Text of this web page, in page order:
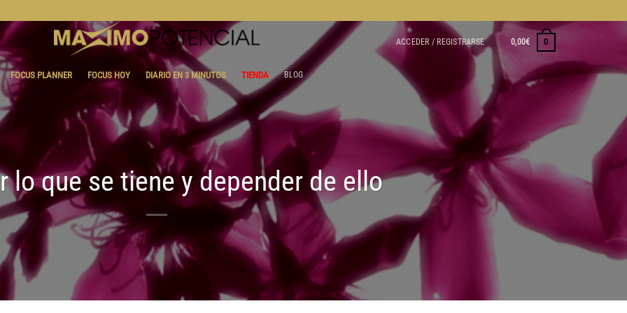
ACCEDER / REGISTRARSE 0,00€ 0
FOCUS PLANNER FOCUS HOY DIARIO EN 3 MINUTOS TIENDA BLOG
lo que se tiene y depender de ello